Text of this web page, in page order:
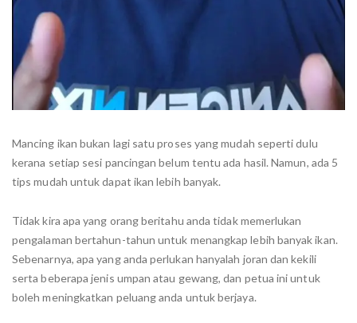
Mancing ikan bukan lagi satu proses yang mudah seperti dulu
kerana setiap sesi pancingan belum tentu ada hasil. Namun, ada 5
tips mudah untuk dapat ikan lebih banyak.
Tidak kira apa yang orang beritahu anda tidak memerlukan
pengalaman bertahun-tahun untuk menangkap lebih banyak ikan.
Sebenarnya, apa yang anda perlukan hanyalah joran dan kekili
serta beberapa jenis umpan atau gewang, dan petua ini untuk
boleh meningkatkan peluang anda untuk berjaya.